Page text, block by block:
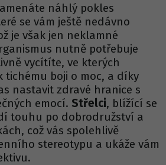
náhlý pokles
se vám ještě nedávno
je však jen neklamné
nutně potřebuje
vycítíte, ve kterých
tichému boji o moc, a díky
nastavit zdravé hranice s
emocí. Střelci, blížící se
touhu po dobrodružství a
což vás spolehlivě
stereotypu a ukáže vám